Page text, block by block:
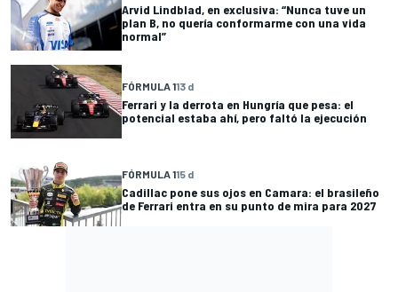
Arvid Lindblad, en exclusiva: “Nunca tuve un
plan B, no quería conformarme con una vida
normal”
FÓRMULA 113 d
Ferrari y la derrota en Hungría que pesa: el
potencial estaba ahí, pero faltó la ejecución
FÓRMULA 115 d
Cadillac pone sus ojos en Camara: el brasileño
de Ferrari entra en su punto de mira para 2027